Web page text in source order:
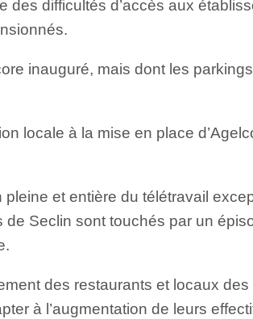
des difficultés d’accès aux
inauguré, mais dont les
locale à la mise en place
pleine et entière du télétravail
de Seclin sont touchés par un
des restaurants et locaux
à l’augmentation de leurs